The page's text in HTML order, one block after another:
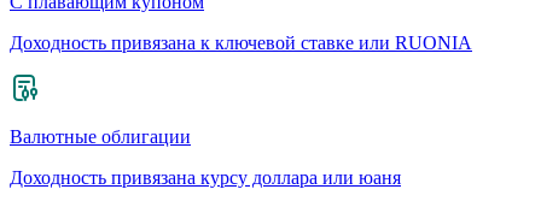
Доходность привязана к ключевой ставке или RUONIA
Валютные облигации
Доходность привязана курсу доллара или юаня